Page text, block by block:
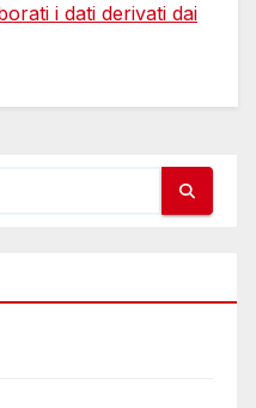
i dati derivati dai